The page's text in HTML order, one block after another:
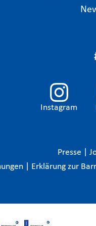
Instagram
Presse
Erklärung zur